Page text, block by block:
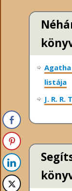
listája
J. R.